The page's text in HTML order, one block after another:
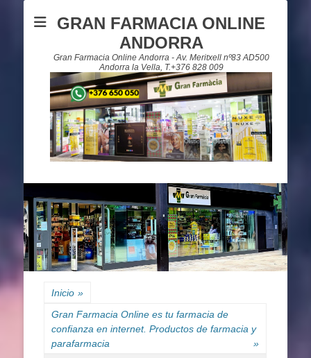
GRAN FARMACIA ONLINE
ANDORRA
Gran Farmacia Online Andorra - Av. Meritxell nº83 AD500
Andorra la Vella, T.+376 828 009
Inicio »
Gran Farmacia Online es tu farmacia de
confianza en internet. Productos de farmacia y
parafarmacia
»